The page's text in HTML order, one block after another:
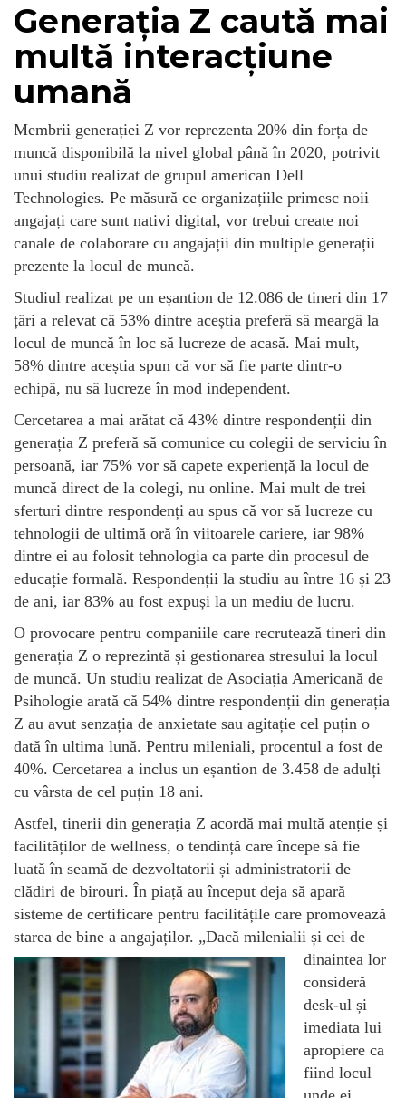
Generația Z caută mai
multă interacțiune
umană
Membrii generației Z vor reprezenta 20% din forța de
muncă disponibilă la nivel global până în 2020, potrivit
unui studiu realizat de grupul american Dell
Technologies. Pe măsură ce organizațiile primesc noii
angajați care sunt nativi digital, vor trebui create noi
canale de colaborare cu angajații din multiple generații
prezente la locul de muncă.
Studiul realizat pe un eșantion de 12.086 de tineri din 17
țări a relevat că 53% dintre aceștia preferă să meargă la
locul de muncă în loc să lucreze de acasă. Mai mult,
58% dintre aceștia spun că vor să fie parte dintr-o
echipă, nu să lucreze în mod independent.
Cercetarea a mai arătat că 43% dintre respondenții din
generația Z preferă să comunice cu colegii de serviciu în
persoană, iar 75% vor să capete experiență la locul de
muncă direct de la colegi, nu online. Mai mult de trei
sferturi dintre respondenți au spus că vor să lucreze cu
tehnologii de ultimă oră în viitoarele cariere, iar 98%
dintre ei au folosit tehnologia ca parte din procesul de
educație formală. Respondenții la studiu au între 16 și 23
de ani, iar 83% au fost expuși la un mediu de lucru.
O provocare pentru companiile care recrutează tineri din
generația Z o reprezintă și gestionarea stresului la locul
de muncă. Un studiu realizat de Asociația Americană de
Psihologie arată că 54% dintre respondenții din generația
Z au avut senzația de anxietate sau agitație cel puțin o
dată în ultima lună. Pentru mileniali, procentul a fost de
40%. Cercetarea a inclus un eșantion de 3.458 de adulți
cu vârsta de cel puțin 18 ani.
Astfel, tinerii din generația Z acordă mai multă atenție și
facilităților de wellness, o tendință care începe să fie
luată în seamă de dezvoltatorii și administratorii de
clădiri de birouri. În piață au început deja să apară
sisteme de certificare pentru facilitățile care promovează
starea de bine a angajaților. „Dacă milenialii și cei de
dinaintea lor
consideră
desk-ul și
imediata lui
apropiere ca
fiind locul